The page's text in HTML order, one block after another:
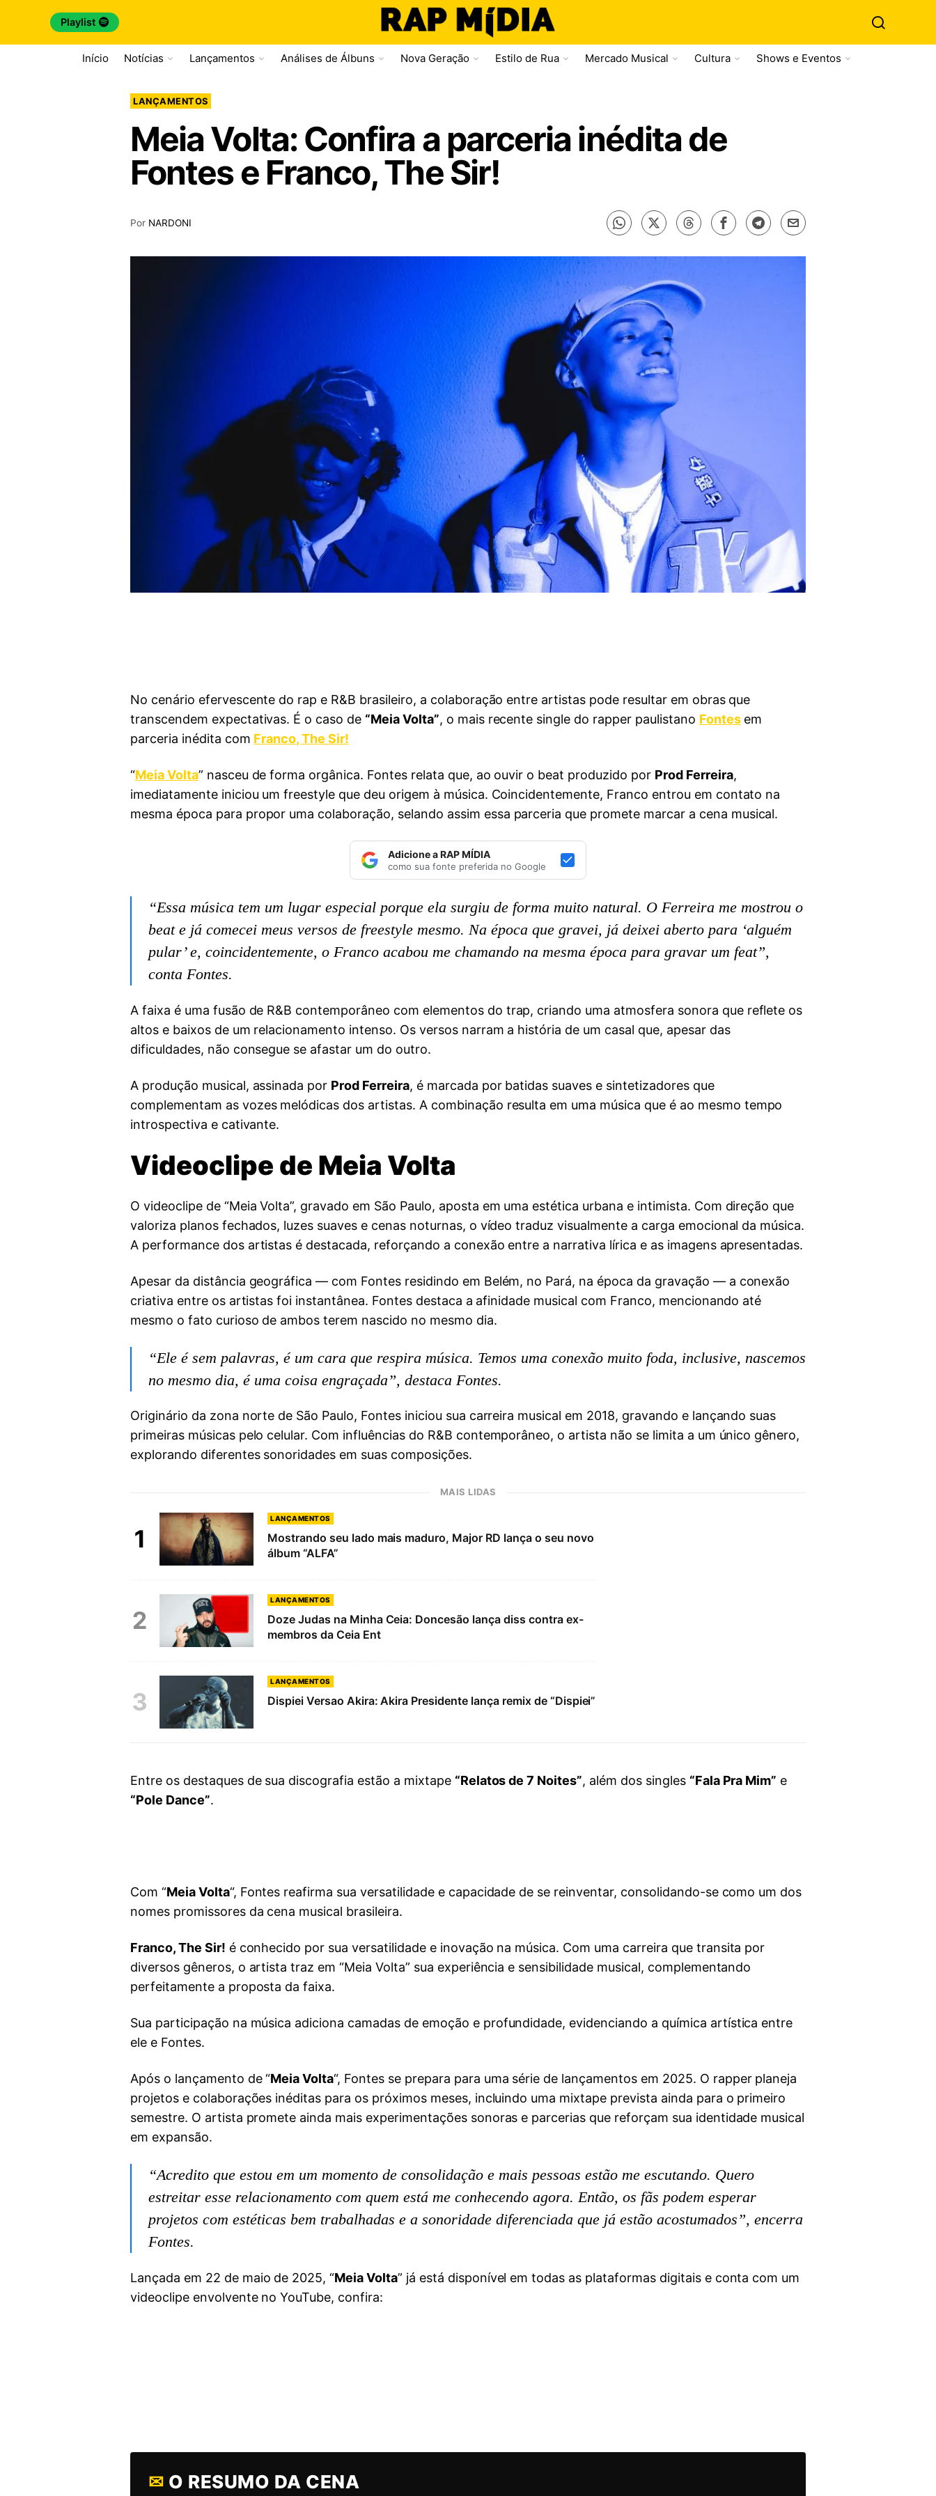
Playlist
Início Notícias Lançamentos Análises de Álbuns Nova Geração Estilo de Rua Mercado Musical Cultura Shows e Eventos
LANÇAMENTOS
Meia Volta: Confira a parceria inédita de
Fontes e Franco, The Sir!
Por NARDONI
No cenário efervescente do rap e R&B brasileiro, a colaboração entre artistas pode resultar em obras que
transcendem expectativas. É o caso de “Meia Volta”, o mais recente single do rapper paulistano Fontesem
parceria inédita com Franco, The Sir!
“Meia Volta” nasceu de forma orgânica. Fontes relata que, ao ouvir o beat produzido por Prod Ferreira,
imediatamente iniciou um freestyle que deu origem à música. Coincidentemente, Franco entrou em contato na
mesma época para propor uma colaboração, selando assim essa parceria que promete marcar a cena musical.
Adicione a RAP MÍDIA
como sua fonte preferida no Google
“Essa música tem um lugar especial porque ela surgiu de forma muito natural. O Ferreira me mostrou o
beat e já comecei meus versos de freestyle mesmo. Na época que gravei, já deixei aberto para ‘alguém
pular’ e, coincidentemente, o Franco acabou me chamando na mesma época para gravar um feat”,
conta Fontes.
A faixa é uma fusão de R&B contemporâneo com elementos do trap, criando uma atmosfera sonora que reflete os
altos e baixos de um relacionamento intenso. Os versos narram a história de um casal que, apesar das
dificuldades, não consegue se afastar um do outro.
A produção musical, assinada por Prod Ferreira, é marcada por batidas suaves e sintetizadores que
complementam as vozes melódicas dos artistas. A combinação resulta em uma música que é ao mesmo tempo
introspectiva e cativante.
Videoclipe de Meia Volta
O videoclipe de “Meia Volta”, gravado em São Paulo, aposta em uma estética urbana e intimista. Com direção que
valoriza planos fechados, luzes suaves e cenas noturnas, o vídeo traduz visualmente a carga emocional da música.
A performance dos artistas é destacada, reforçando a conexão entre a narrativa lírica e as imagens apresentadas.
Apesar da distância geográfica — com Fontes residindo em Belém, no Pará, na época da gravação — a conexão
criativa entre os artistas foi instantânea. Fontes destaca a afinidade musical com Franco, mencionando até
mesmo o fato curioso de ambos terem nascido no mesmo dia.
“Ele é sem palavras, é um cara que respira música. Temos uma conexão muito foda, inclusive, nascemos
no mesmo dia, é uma coisa engraçada”, destaca Fontes.
Originário da zona norte de São Paulo, Fontes iniciou sua carreira musical em 2018, gravando e lançando suas
primeiras músicas pelo celular. Com influências do R&B contemporâneo, o artista não se limita a um único gênero,
explorando diferentes sonoridades em suas composições.
MAIS LIDAS
1
LANÇAMENTOS
Mostrando seu lado mais maduro, Major RD lança o seu novo
álbum “ALFA”
2
LANÇAMENTOS
Doze Judas na Minha Ceia: Doncesão lança diss contra ex-
membros da Ceia Ent
3
LANÇAMENTOS
Dispiei Versao Akira: Akira Presidente lança remix de “Dispiei”
Entre os destaques de sua discografia estão a mixtape “Relatos de 7 Noites”, além dos singles “Fala Pra Mim” e
“Pole Dance”.
Com “Meia Volta“, Fontes reafirma sua versatilidade e capacidade de se reinventar, consolidando-se como um dos
nomes promissores da cena musical brasileira.
Franco, The Sir! é conhecido por sua versatilidade e inovação na música. Com uma carreira que transita por
diversos gêneros, o artista traz em “Meia Volta” sua experiência e sensibilidade musical, complementando
perfeitamente a proposta da faixa.
Sua participação na música adiciona camadas de emoção e profundidade, evidenciando a química artística entre
ele e Fontes.
Após o lançamento de “Meia Volta“, Fontes se prepara para uma série de lançamentos em 2025. O rapper planeja
projetos e colaborações inéditas para os próximos meses, incluindo uma mixtape prevista ainda para o primeiro
semestre. O artista promete ainda mais experimentações sonoras e parcerias que reforçam sua identidade musical
em expansão.
“Acredito que estou em um momento de consolidação e mais pessoas estão me escutando. Quero
estreitar esse relacionamento com quem está me conhecendo agora. Então, os fãs podem esperar
projetos com estéticas bem trabalhadas e a sonoridade diferenciada que já estão acostumados”, encerra
Fontes.
Lançada em 22 de maio de 2025, “Meia Volta” já está disponível em todas as plataformas digitais e conta com um
videoclipe envolvente no YouTube, confira:
✉ O RESUMO DA CENA